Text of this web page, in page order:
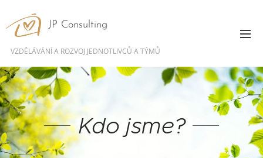
JP Consulting
VZDĚLÁVÁNÍ A ROZVOJ JEDNOTLIVCŮ A TÝMŮ
Kdo jsme?